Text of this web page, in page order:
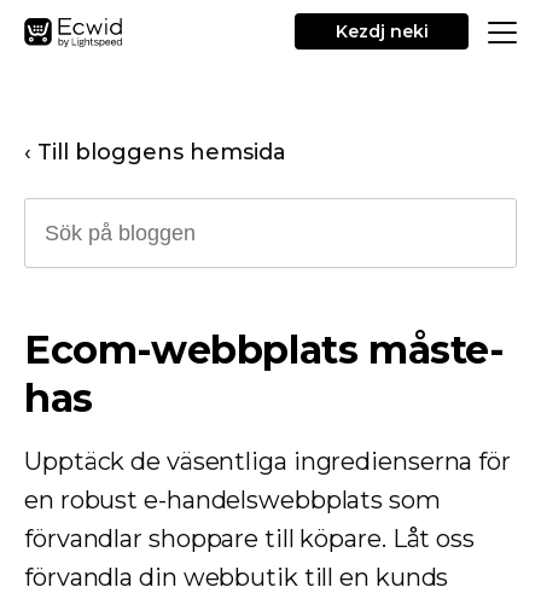
Kezdj neki
‹ Till bloggens hemsida
Ecom-webbplats måste-
has
Upptäck de väsentliga ingredienserna för
en robust e-handelswebbplats som
förvandlar shoppare till köpare. Låt oss
förvandla din webbutik till en kunds